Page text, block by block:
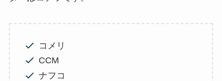
コメリ
CCM
ナフコ